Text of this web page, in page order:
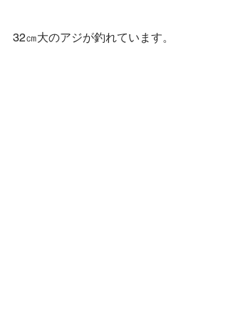
32㎝大のアジが釣れています。